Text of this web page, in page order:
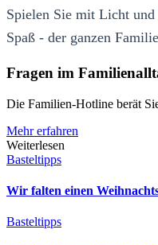
Spielen Sie mit Licht
Spaß - der ganzen
Fragen im
Die Familien-Hotline berät
Mehr erfahren
Weiterlesen
Basteltipps
Wir falten einen
Basteltipps